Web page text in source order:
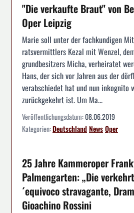
"Die verkaufte Braut" von
Oper Leipzig
Marie soll unter der fachkundigen
ratsvermittlers Kezal mit Wenzel,
grundbesitzers Micha, verheiratet
Hans, der sich vor Jahren aus der
verabschiedet hat und nun inkognito
zurückgekehrt ist. Um Ma...
Veröffentlichungsdatum:08.06.2019
Kategorien:DeutschlandNewsOper
25 Jahre Kammeroper
Palmengarten: „Die
´equivoco stravagante,
Gioachino Rossini